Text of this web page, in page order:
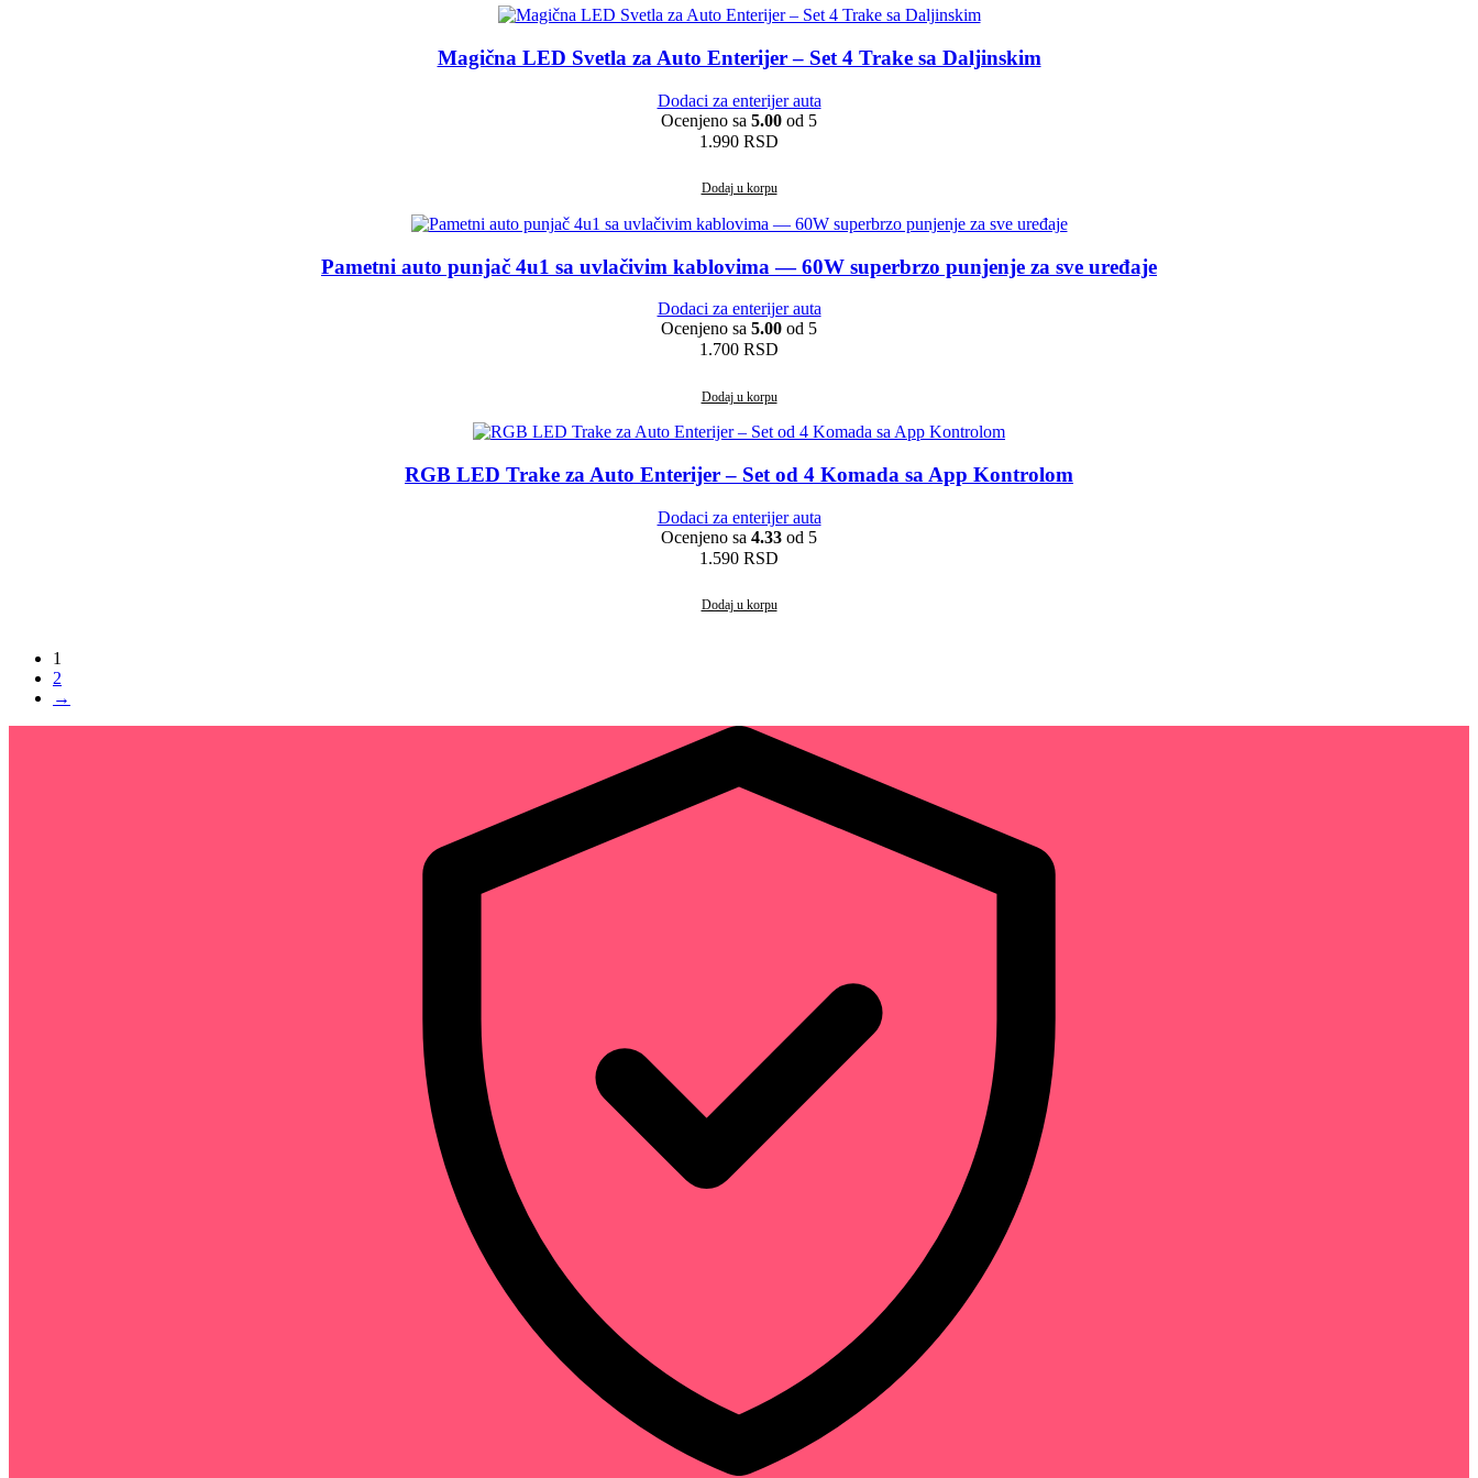
Magična LED Svetla za Auto Enterijer – Set 4 Trake sa Daljinskim
Dodaci za enterijer auta
Ocenjeno sa 5.00 od 5
1.990 RSD
Dodaj u korpu
Pametni auto punjač 4u1 sa uvlačivim kablovima — 60W superbrzo punjenje za sve uređaje
Dodaci za enterijer auta
Ocenjeno sa 5.00 od 5
1.700 RSD
Dodaj u korpu
RGB LED Trake za Auto Enterijer – Set od 4 Komada sa App Kontrolom
Dodaci za enterijer auta
Ocenjeno sa 4.33 od 5
1.590 RSD
Dodaj u korpu
1
2
→